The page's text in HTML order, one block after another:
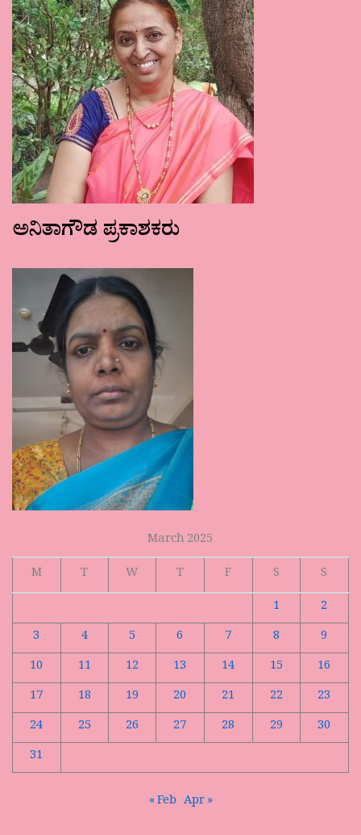
ಅನಿತಾಗೌಡ ಪ್ರಕಾಶಕರು
March 2025
M
T W T F S
S
1
2
3
4 5 6 7 8
9
10
11 12 13 14 15
16
17
18 19 20 21 22
23
24
25 26 27 28 29
30
31
« Feb Apr »